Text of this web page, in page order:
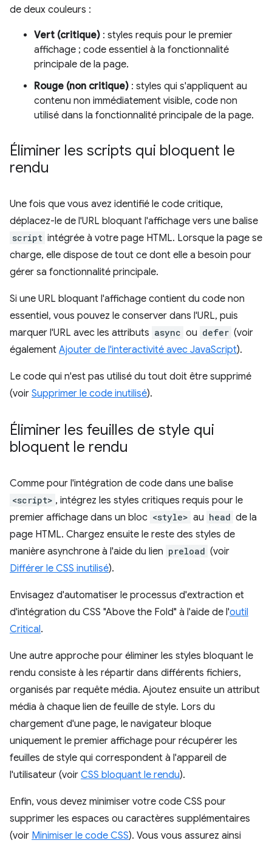
de deux couleurs :
Vert (critique) : styles requis pour le premier
affichage ; code essentiel à la fonctionnalité
principale de la page.
Rouge (non critique) : styles qui s'appliquent au
contenu non immédiatement visible, code non
utilisé dans la fonctionnalité principale de la page.
Éliminer les scripts qui bloquent le
rendu
Une fois que vous avez identifié le code critique,
déplacez-le de l'URL bloquant l'affichage vers une balise
script intégrée à votre page HTML. Lorsque la page se
charge, elle dispose de tout ce dont elle a besoin pour
gérer sa fonctionnalité principale.
Si une URL bloquant l'affichage contient du code non
essentiel, vous pouvez le conserver dans l'URL, puis
marquer l'URL avec les attributs async ou defer (voir
également Ajouter de l'interactivité avec JavaScript).
Le code qui n'est pas utilisé du tout doit être supprimé
(voir Supprimer le code inutilisé).
Éliminer les feuilles de style qui
bloquent le rendu
Comme pour l'intégration de code dans une balise
<script> , intégrez les styles critiques requis pour le
premier affichage dans un bloc <style> au head de la
page HTML. Chargez ensuite le reste des styles de
manière asynchrone à l'aide du lien preload (voir
Différer le CSS inutilisé).
Envisagez d'automatiser le processus d'extraction et
d'intégration du CSS "Above the Fold" à l'aide de l'outil
Critical.
Une autre approche pour éliminer les styles bloquant le
rendu consiste à les répartir dans différents fichiers,
organisés par requête média. Ajoutez ensuite un attribut
média à chaque lien de feuille de style. Lors du
chargement d'une page, le navigateur bloque
uniquement le premier affichage pour récupérer les
feuilles de style qui correspondent à l'appareil de
l'utilisateur (voir CSS bloquant le rendu).
Enfin, vous devez minimiser votre code CSS pour
supprimer les espaces ou caractères supplémentaires
(voir Minimiser le code CSS). Vous vous assurez ainsi